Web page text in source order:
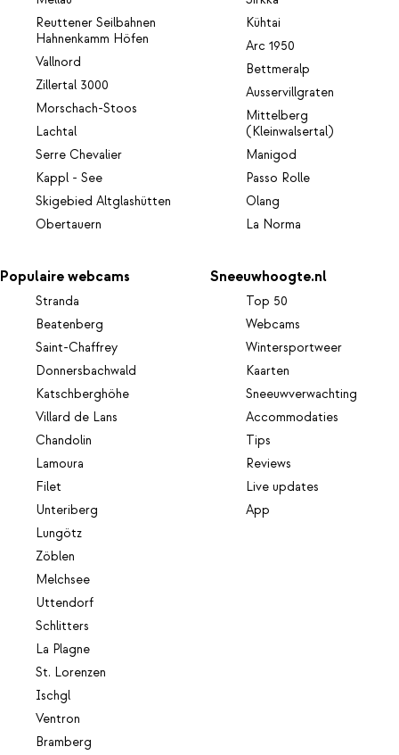
Reuttener Seilbahnen
Hahnenkamm Höfen
Vallnord
Zillertal 3000
Morschach-Stoos
Lachtal
Serre Chevalier
Kappl - See
Skigebied Altglashütten
Obertauern
Kühtai
Arc 1950
Bettmeralp
Ausservillgraten
Mittelberg
(Kleinwalsertal)
Manigod
Passo Rolle
Olang
La Norma
Populaire webcams
Stranda
Beatenberg
Saint-Chaffrey
Donnersbachwald
Katschberghöhe
Villard de Lans
Chandolin
Lamoura
Filet
Unteriberg
Lungötz
Zöblen
Melchsee
Uttendorf
Schlitters
La Plagne
St. Lorenzen
Ischgl
Ventron
Bramberg
Sneeuwhoogte.nl
Top 50
Webcams
Wintersportweer
Kaarten
Sneeuwverwachting
Accommodaties
Tips
Reviews
Live updates
App